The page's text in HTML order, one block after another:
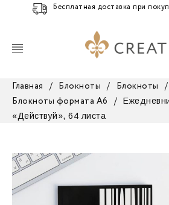
Бесплатная доставка при
Главная / Блокноты / Блокноты
/
Блокноты формата А6
/
«Действуй», 64 листа